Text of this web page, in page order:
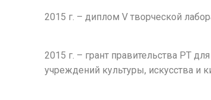
2015 г. – диплом V творческой
2015 г. – грант правительства РТ
учреждений культуры, искусства и